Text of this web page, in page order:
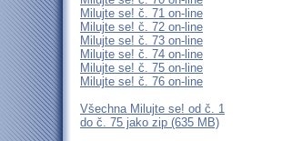
Milujte se! č. 71 on-line
Milujte se! č. 72 on-line
Milujte se! č. 73 on-line
Milujte se! č. 74 on-line
Milujte se! č. 75 on-line
Milujte se! č. 76 on-line
Všechna Milujte se! od č. 1
do č. 75 jako zip (635 MB)